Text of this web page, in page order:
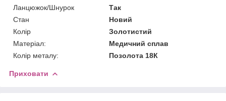
Ланцюжок/Шнурок
Так
Стан
Новий
Колір
Золотистий
Матеріал:
Медичний сплав
Колір металу:
Позолота 18К
Приховати